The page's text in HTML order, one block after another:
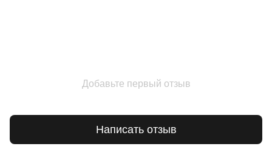
Добавьте первый отзыв
Написать отзыв